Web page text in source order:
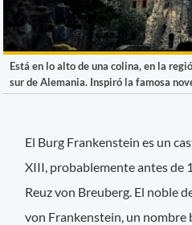
Está en lo alto de una colina, en la
sur de Alemania. Inspiró la famosa
El Burg Frankenstein es un
XIII, probablemente antes de
Reuz von Breuberg. El noble
von Frankenstein, un nombre